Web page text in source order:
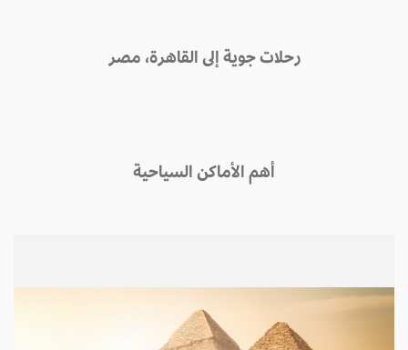
رحلات جوية إلى القاهرة، مصر
أهم الأماكن السياحية